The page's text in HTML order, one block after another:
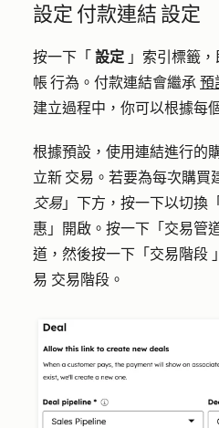
設定 付款連結 設定
按一下「 設定 」索引標籤
帳 行為。付款連結會繼承 預
建立過程中，你可以根據每
根據預設，使用連結進行的
立新 交易。若要為每次購買
交易」下方，按一下以切換「
惠 」開啟。按一下「 交易管
道 ，然後按一下「 交易階段
易 交易階段 。